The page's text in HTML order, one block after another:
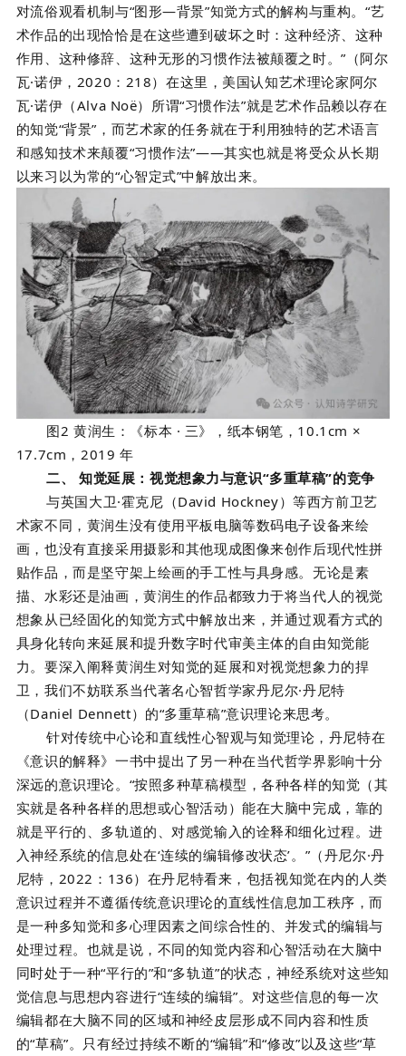
对流俗观看机制与“图形—背景”知觉方式的解构与重构。“艺
术作品的出现恰恰是在这些遭到破坏之时：这种经济、这种
作用、这种修辞、这种无形的习惯作法被颠覆之时。”（阿尔
瓦·诺伊，2020：218）在这里，美国认知艺术理论家阿尔
瓦·诺伊（Alva Noë）所谓“习惯作法”就是艺术作品赖以存在
的知觉“背景”，而艺术家的任务就在于利用独特的艺术语言
和感知技术来颠覆“习惯作法”——其实也就是将受众从长期
以来习以为常的“心智定式”中解放出来。
图2 黄润生：《标本 · 三》，纸本钢笔，10.1cm ×
17.7cm，2019 年
二、知觉延展：视觉想象力与意识“多重草稿”的竞争
与英国大卫·霍克尼（David Hockney）等西方前卫艺
术家不同，黄润生没有使用平板电脑等数码电子设备来绘
画，也没有直接采用摄影和其他现成图像来创作后现代性拼
贴作品，而是坚守架上绘画的手工性与具身感。无论是素
描、水彩还是油画，黄润生的作品都致力于将当代人的视觉
想象从已经固化的知觉方式中解放出来，并通过观看方式的
具身化转向来延展和提升数字时代审美主体的自由知觉能
力。要深入阐释黄润生对知觉的延展和对视觉想象力的捍
卫，我们不妨联系当代著名心智哲学家丹尼尔·丹尼特
（Daniel Dennett）的“多重草稿”意识理论来思考。
针对传统中心论和直线性心智观与知觉理论，丹尼特在
《意识的解释》一书中提出了另一种在当代哲学界影响十分
深远的意识理论。“按照多种草稿模型，各种各样的知觉（其
实就是各种各样的思想或心智活动）能在大脑中完成，靠的
就是平行的、多轨道的、对感觉输入的诠释和细化过程。进
入神经系统的信息处在‘连续的编辑修改状态’。”（丹尼尔·丹
尼特，2022：136）在丹尼特看来，包括视知觉在内的人类
意识过程并不遵循传统意识理论的直线性信息加工秩序，而
是一种多知觉和多心理因素之间综合性的、并发式的编辑与
处理过程。也就是说，不同的知觉内容和心智活动在大脑中
同时处于一种“平行的”和“多轨道”的状态，神经系统对这些知
觉信息与思想内容进行“连续的编辑”。对这些信息的每一次
编辑都在大脑不同的区域和神经皮层形成不同内容和性质
的“草稿”。只有经过持续不断的“编辑”和“修改”以及这些“草